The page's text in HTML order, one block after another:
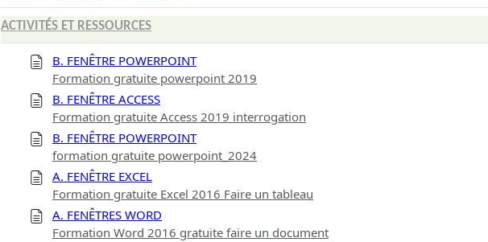
ACTIVITÉS ET RESSOURCES
B. FENÊTRE POWERPOINT
Formation gratuite powerpoint 2019
B. FENÊTRE ACCESS
Formation gratuite Access 2019 interrogation
B. FENÊTRE POWERPOINT
formation gratuite powerpoint_2024
A. FENÊTRE EXCEL
Formation gratuite Excel 2016 Faire un tableau
A. FENÊTRES WORD
Formation Word 2016 gratuite faire un document